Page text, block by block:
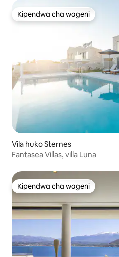
Kipendwa cha wageni
Kipendwa cha wageni
Vila huko Sternes
Fantasea Villas, villa Luna
Kipendwa cha wageni
Kipendwa cha wageni